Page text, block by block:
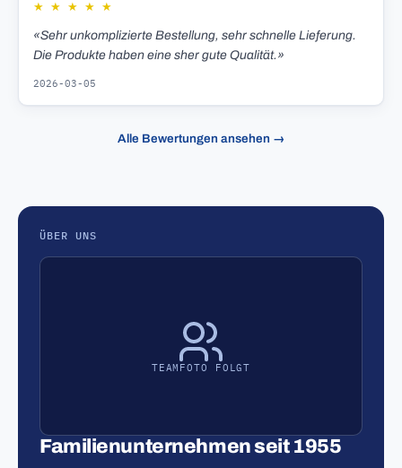
★ ★ ★ ★ ★
«Sehr unkomplizierte Bestellung, sehr schnelle Lieferung.
Die Produkte haben eine sher gute Qualität.»
2026-03-05
Alle Bewertungen ansehen →
ÜBER UNS
TEAMFOTO FOLGT
Familienunternehmen seit 1955